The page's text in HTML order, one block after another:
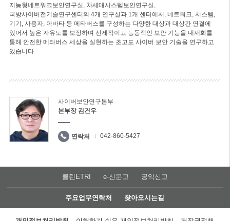
지능형네트워크보안연구실, 차세대시스템보안연구실,
국방사이버전기술연구센터의 4개 연구실과 1개 센터에서, 네트워크, 시스템,
기기, 사용자, 아바타 등 메타버스를 구성하는 다양한 대상과 대상간 연결에
있어서 높은 자유도를 보장하며 선제적이고 능동적인 보안 기능을 내재화를
통해 안전한 메타버스 세상을 실현하는 초고도 사이버 보안 기술을 연구하고
있습니다.
사이버보안연구본부
본부장 김건우
연락처 042-860-5427
클린ETRI e-신문고 공익신고
주요업무연락처 찾아오시는길